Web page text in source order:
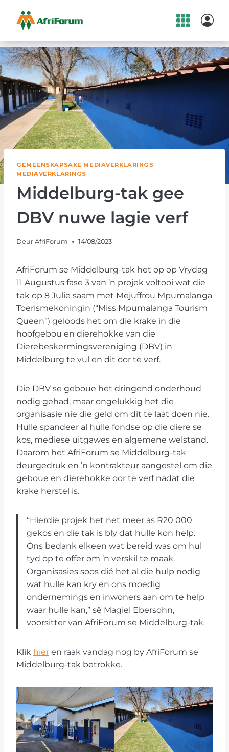
to
content
GEMEENSKAPSAKE MEDIAVERKLARINGS |
MEDIAVERKLARINGS
Middelburg-tak gee
DBV nuwe lagie verf
Deur AfriForum 14/08/2023
AfriForum se Middelburg-tak het op op Vrydag
11 Augustus fase 3 van ’n projek voltooi wat die
tak op 8 Julie saam met Mejuffrou Mpumalanga
Toerismekoningin (“Miss Mpumalanga Tourism
Queen”) geloods het om die krake in die
hoofgebou en dierehokke van die
Dierebeskermingsvereniging (DBV) in
Middelburg te vul en dit oor te verf.
Die DBV se geboue het dringend onderhoud
nodig gehad, maar ongelukkig het die
organisasie nie die geld om dit te laat doen nie.
Hulle spandeer al hulle fondse op die diere se
kos, mediese uitgawes en algemene welstand.
Daarom het AfriForum se Middelburg-tak
deurgedruk en ’n kontrakteur aangestel om die
geboue en dierehokke oor te verf nadat die
krake herstel is.
“Hierdie projek het net meer as R20 000
gekos en die tak is bly dat hulle kon help.
Ons bedank elkeen wat bereid was om hul
tyd op te offer om ’n verskil te maak.
Organisasies soos dié het al die hulp nodig
wat hulle kan kry en ons moedig
ondernemings en inwoners aan om te help
waar hulle kan,” sê Magiel Ebersohn,
voorsitter van AfriForum se Middelburg-tak.
Klik hier en raak vandag nog by AfriForum se
Middelburg-tak betrokke.